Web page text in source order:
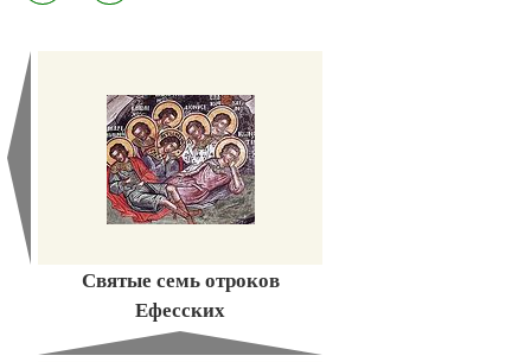
Святые семь отроков
Ефесских